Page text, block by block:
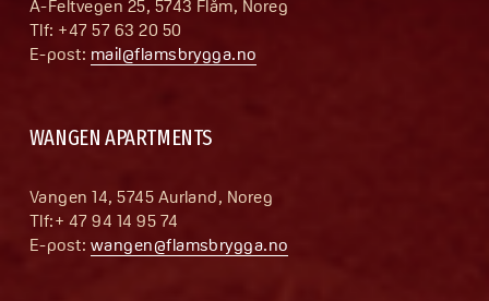
A-Feltvegen 25, 5743 Flåm, Noreg
Tlf: +47 57 63 20 50
E-post: mail@flamsbrygga.no
WANGEN APARTMENTS
Vangen 14, 5745 Aurland, Noreg
Tlf:+ 47 94 14 95 74
E-post: wangen@flamsbrygga.no